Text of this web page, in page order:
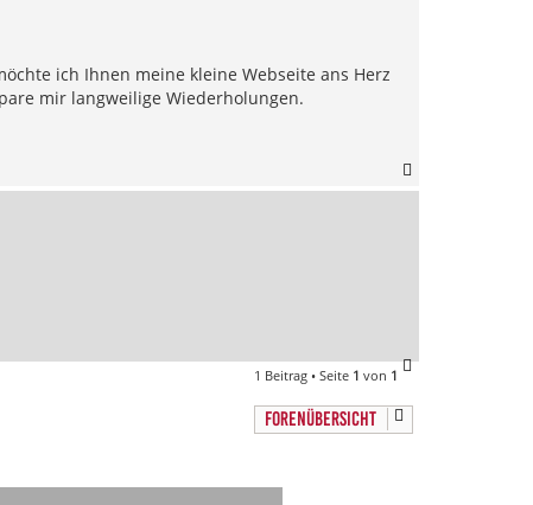
ich Ihnen meine kleine Webseite ans Herz
mir langweilige Wiederholungen.
a
N
1 Beitrag • Seite 1 von 1
FORENÜBERSICHT